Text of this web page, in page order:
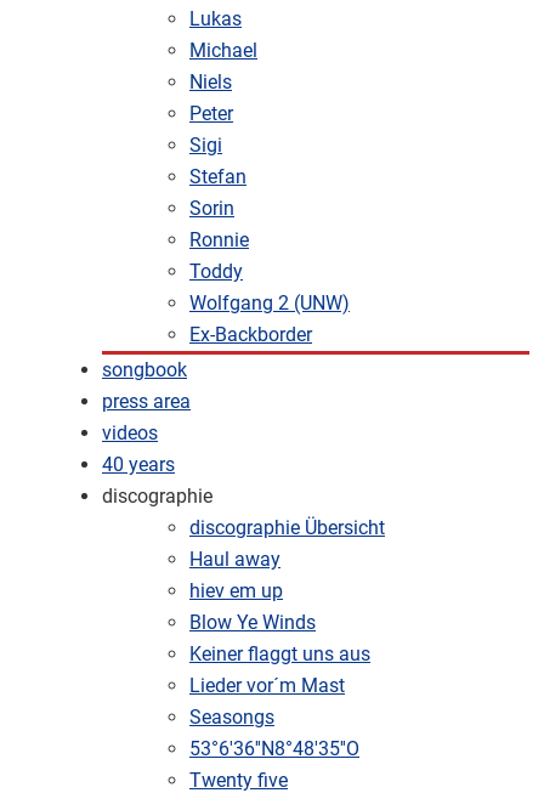
Lukas
Michael
Niels
Peter
Sigi
Stefan
Sorin
Ronnie
Toddy
Wolfgang 2 (UNW)
Ex-Backborder
songbook
press area
videos
40 years
discographie
discographie Übersicht
Haul away
hiev em up
Blow Ye Winds
Keiner flaggt uns aus
Lieder vor´m Mast
Seasongs
53°6'36''N8°48'35''O
Twenty five